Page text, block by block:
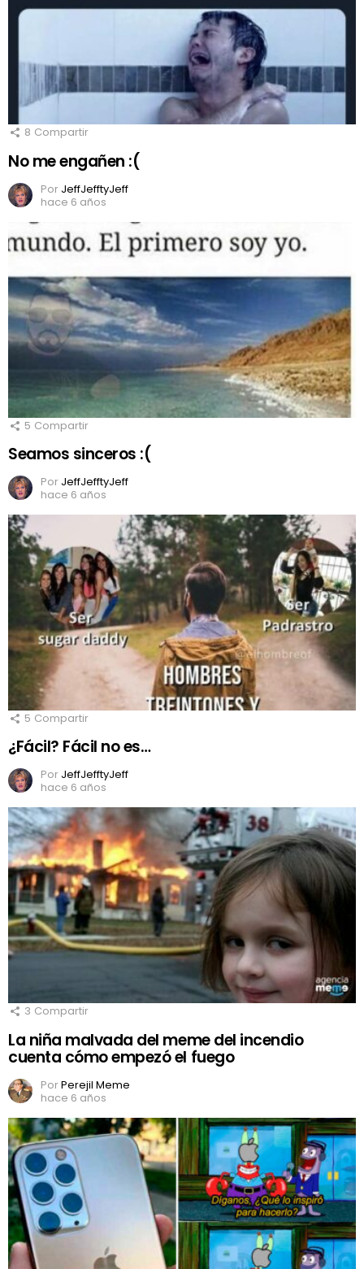
8 Compartir
No me engañen :(
Por JeffJefftyJeff
hace 6 años
5 Compartir
Seamos sinceros :(
Por JeffJefftyJeff
hace 6 años
5 Compartir
¿Fácil? Fácil no es…
Por JeffJefftyJeff
hace 6 años
3 Compartir
La niña malvada del meme del incendio
cuenta cómo empezó el fuego
PorPerejil Meme
hace 6 años